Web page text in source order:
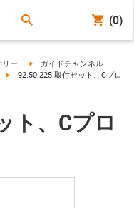
(0)
right
リー igus-icon-arrow-right
ガイドチャンネル
igus-icon-arrow-right
92.50.225 取付セット、Cプロ
ト、Cプロ